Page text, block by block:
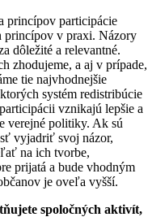
princípov participácie
princípov v praxi. Názory
dôležité a relevantné.
zhodujeme, a aj v prípade,
tie najvhodnejšie
systém redistribúcie
vznikajú lepšie a
verejné politiky. Ak sú
vyjadriť svoj názor,
na ich tvorbe,
prijatá a bude vhodným
je oveľa vyšší.
spoločných aktivít,